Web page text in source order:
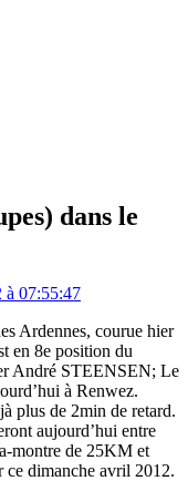
dans le
à 07:55:47
Ardennes, courue hier
en 8e position du
André STEENSEN; Le
à Renwez.
plus de 2min de retard.
aujourd’hui entre
montre de 25KM et
dimanche avril 2012.